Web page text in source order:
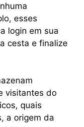
esses
login em sua
cesta e finalize
visitantes do
quais
a origem da